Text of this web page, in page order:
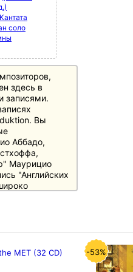
Кантата
соло
здесь в
записями.
Вы
Аббадо,
Маурицио
"Английских
и
записях:
и
MET (32 CD)
-53%